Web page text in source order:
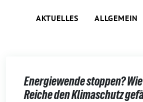
AKTUELLES ALLGEMEIN
Energiewende stoppen?
Reiche den Klimaschutz